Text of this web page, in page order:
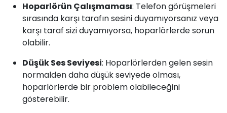
Hoparlörün Çalışmaması: Telefon görüşmeleri
sırasında karşı tarafın sesini duyamıyorsanız veya
karşı taraf sizi duyamıyorsa, hoparlörlerde sorun
olabilir.
Düşük Ses Seviyesi: Hoparlörlerden gelen sesin
normalden daha düşük seviyede olması,
hoparlörlerde bir problem olabileceğini
gösterebilir.